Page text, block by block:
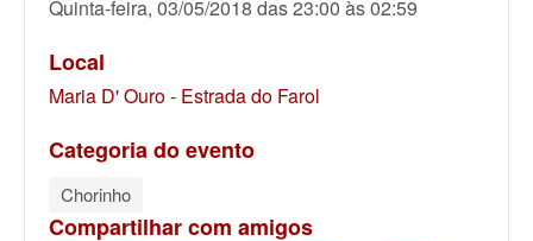
Quinta-feira, 03/05/2018 das 23:00 às 02:59
Local
Maria D' Ouro - Estrada do Farol
Categoria do evento
Chorinho
Compartilhar com amigos